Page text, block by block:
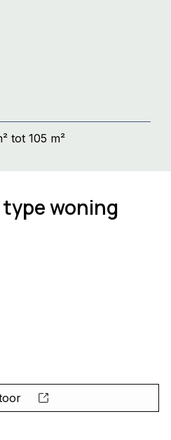
tot 105 m²
woning